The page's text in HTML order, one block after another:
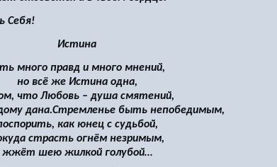
Себя!
Истина
много правд и много мнений,
но всё же Истина одна,
что Любовь – душа смятений,
дана.Стремленье быть непобедимым,
как юнец с судьбой,
страсть огнём незримым,
жжёт шею жилкой голубой…